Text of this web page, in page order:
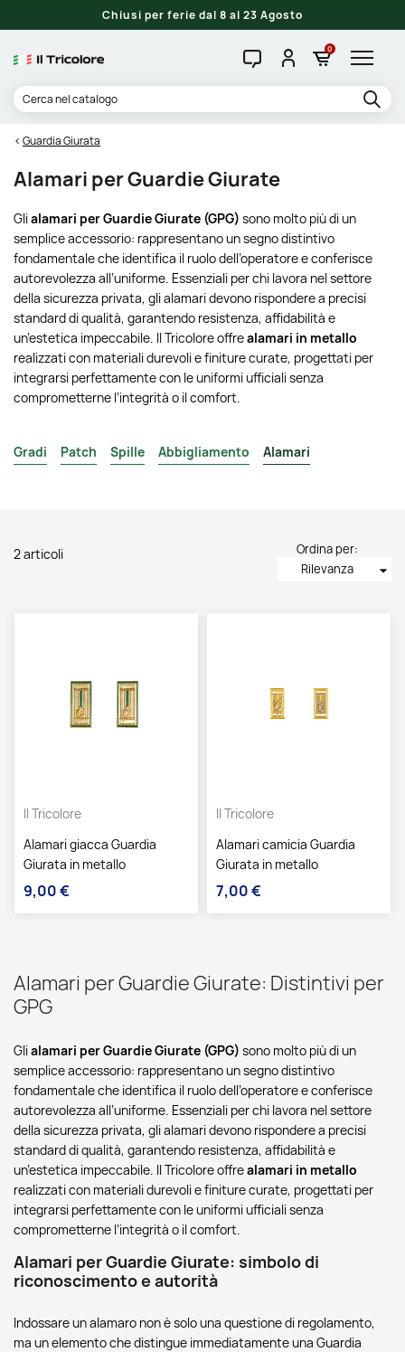
Chiusi per ferie dal 8 al 23 Agosto
0
Guardia Giurata
Alamari per Guardie Giurate
Glialamari per Guardie Giurate (GPG) sono molto più di un
semplice accessorio: rappresentano un segno distintivo
fondamentale che identifica il ruolo dell’operatore e conferisce
autorevolezza all’uniforme. Essenziali per chi lavora nel settore
della sicurezza privata, gli alamari devono rispondere a precisi
standard di qualità, garantendo resistenza, affidabilità e
un’estetica impeccabile. Il Tricolore offrealamari in metallo
realizzati con materiali durevoli e finiture curate, progettati per
integrarsi perfettamente con le uniformi ufficiali senza
comprometterne l’integrità o il comfort.
Gradi Patch Spille Abbigliamento Alamari
2 articoli
Ordina per:
Rilevanza
arrow_drop_down
Il Tricolore
Alamari giacca Guardia
Giurata in metallo
Prezzo
9,00 €
Il Tricolore
Alamari camicia Guardia
Giurata in metallo
Prezzo
7,00 €
Alamari per Guardie Giurate: Distintivi per
GPG
Glialamari per Guardie Giurate (GPG) sono molto più di un
semplice accessorio: rappresentano un segno distintivo
fondamentale che identifica il ruolo dell’operatore e conferisce
autorevolezza all’uniforme. Essenziali per chi lavora nel settore
della sicurezza privata, gli alamari devono rispondere a precisi
standard di qualità, garantendo resistenza, affidabilità e
un’estetica impeccabile. Il Tricolore offrealamari in metallo
realizzati con materiali durevoli e finiture curate, progettati per
integrarsi perfettamente con le uniformi ufficiali senza
comprometterne l’integrità o il comfort.
Alamari per Guardie Giurate: simbolo di
riconoscimento e autorità
Indossare un alamaro non è solo una questione di regolamento,
ma un elemento che distingue immediatamente una Guardia